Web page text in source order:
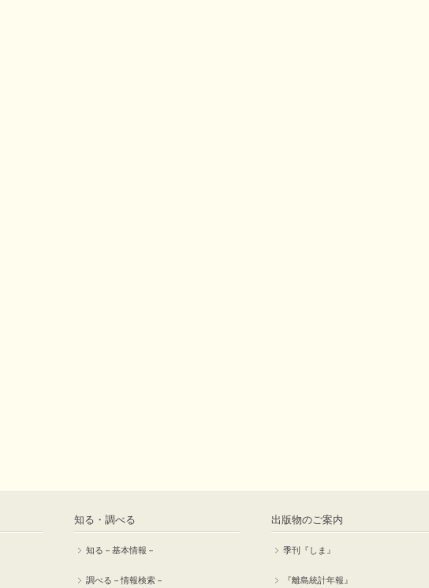
知る・調べる
知る－基本情報－
調べる－情報検索－
出版物のご案内
季刊『しま』
『離島統計年報』